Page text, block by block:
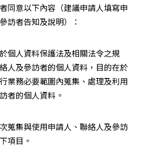
同意以下內容（建議申請人填寫申
訪者告知及說明）：
個人資料保護法及相關法令之規
人及參訪者的個人資料，目的在於
業務必要範圍內蒐集、處理及利用
者的個人資料。
蒐集與使用申請人、聯絡人及參訪
項目。